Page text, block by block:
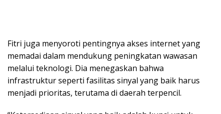
Fitri juga menyoroti pentingnya akses internet yang
memadai dalam mendukung peningkatan wawasan
melalui teknologi. Dia menegaskan bahwa
infrastruktur seperti fasilitas sinyal yang baik harus
menjadi prioritas, terutama di daerah terpencil.